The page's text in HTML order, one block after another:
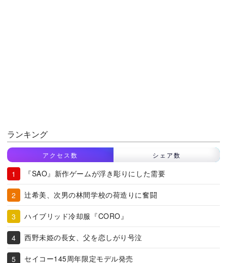
ランキング
アクセス数 シェア数
『SAO』新作ゲームが浮き彫りにした需要
辻希美、次男の林間学校の荷造りに奮闘
ハイブリッド冷却服『CORO』
西野未姫の長女、父を恋しがり号泣
セイコー145周年限定モデル発売